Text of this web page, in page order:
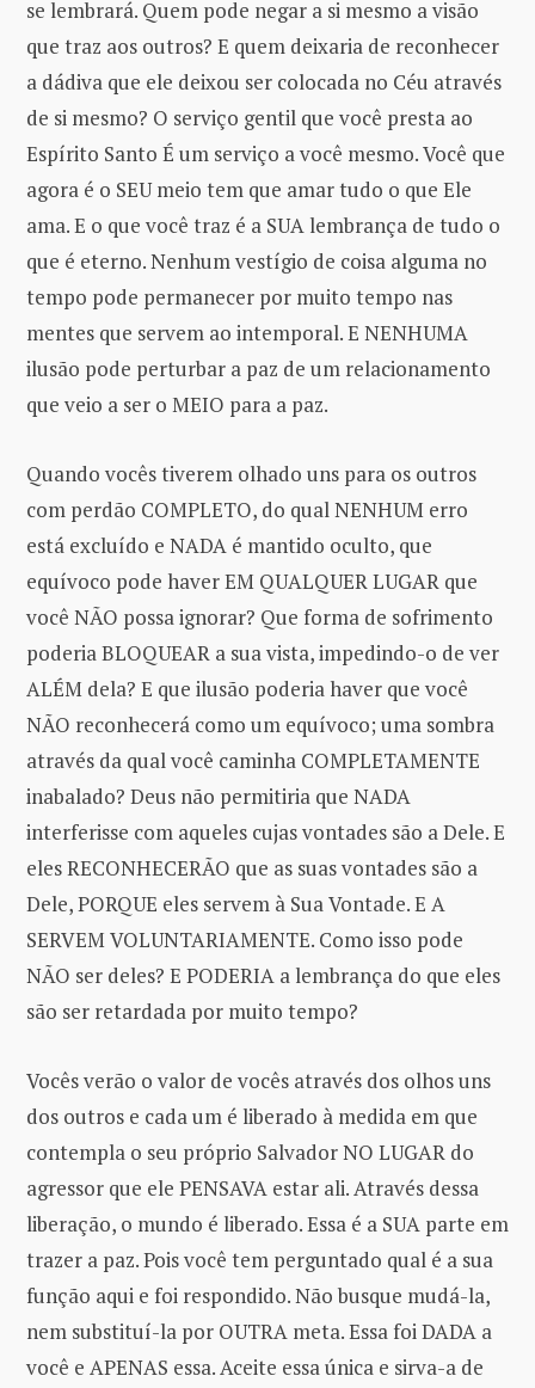
se lembrará. Quem pode negar a si mesmo a visão
que traz aos outros? E quem deixaria de reconhecer
a dádiva que ele deixou ser colocada no Céu através
de si mesmo? O serviço gentil que você presta ao
Espírito Santo É um serviço a você mesmo. Você que
agora é o SEU meio tem que amar tudo o que Ele
ama. E o que você traz é a SUA lembrança de tudo o
que é eterno. Nenhum vestígio de coisa alguma no
tempo pode permanecer por muito tempo nas
mentes que servem ao intemporal. E NENHUMA
ilusão pode perturbar a paz de um relacionamento
que veio a ser o MEIO para a paz.
Quando vocês tiverem olhado uns para os outros
com perdão COMPLETO, do qual NENHUM erro
está excluído e NADA é mantido oculto, que
equívoco pode haver EM QUALQUER LUGAR que
você NÃO possa ignorar? Que forma de sofrimento
poderia BLOQUEAR a sua vista, impedindo-o de ver
ALÉM dela? E que ilusão poderia haver que você
NÃO reconhecerá como um equívoco; uma sombra
através da qual você caminha COMPLETAMENTE
inabalado? Deus não permitiria que NADA
interferisse com aqueles cujas vontades são a Dele. E
eles RECONHECERÃO que as suas vontades são a
Dele, PORQUE eles servem à Sua Vontade. E A
SERVEM VOLUNTARIAMENTE. Como isso pode
NÃO ser deles? E PODERIA a lembrança do que eles
são ser retardada por muito tempo?
Vocês verão o valor de vocês através dos olhos uns
dos outros e cada um é liberado à medida em que
contempla o seu próprio Salvador NO LUGAR do
agressor que ele PENSAVA estar ali. Através dessa
liberação, o mundo é liberado. Essa é a SUA parte em
trazer a paz. Pois você tem perguntado qual é a sua
função aqui e foi respondido. Não busque mudá-la,
nem substituí-la por OUTRA meta. Essa foi DADA a
você e APENAS essa. Aceite essa única e sirva-a de